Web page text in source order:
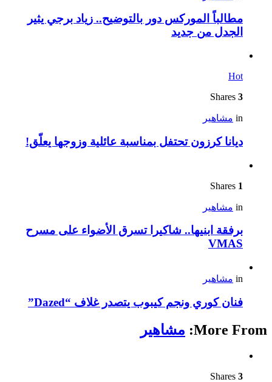
مطالباً الموركس دور بالتوضيح.. زياد برجي يثير
الجدل من جديد
Hot
3
in مشاهير
ديانا كرزون تحتفل بمناسبة عائلية وزوجها يعلّق!
1
in مشاهير
برفقة ابنيها.. شاكيرا تسرق الأضواء على مسرح
VMAS
in مشاهير
فنان كوري ونجم كيبوب يتصدر غلاف “Dazed”
More From: مشاهير
3